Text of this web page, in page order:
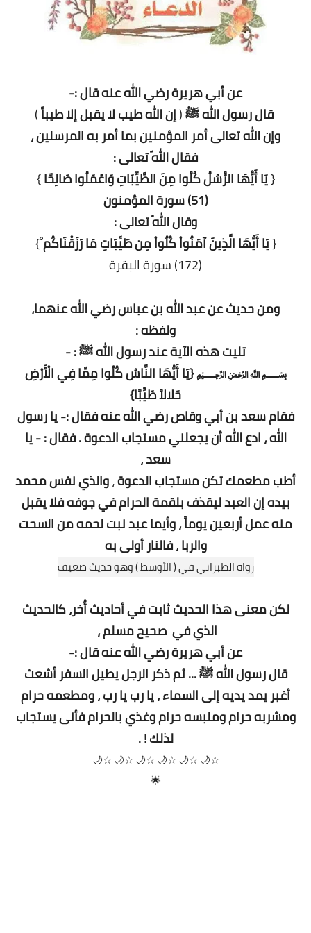
معلومات عامة
عن أبي هريرة رضي الله عنه قال :-
قال رسول الله ﷺ(إن الله طيب لا يقبل إلا طيباً)
وإن الله تعالى أمر المؤمنين بما أمر به المرسلين ،
فقال اللّه تعالى :
{يَا أَيُّهَا الرُّسُلُ كُلُوا مِنَ الطَّيِّبَاتِ وَاعْمَلُوا صَالِحًا}
(51) سورة المؤمنون
وقال اللّه تعالى :
{يَا أَيُّهَا الَّذِينَ آمَنُواْ كُلُواْ مِن طَيِّبَاتِ مَا رَزَقْنَاكُمْ}
(172) سورة البقرة
ومن حديث عن عبد الله بن عباس رضي الله عنهما،
ولفظه :
تليت هذه الآية عند رسول الله ﷺ : -
﷽ {يَا أَيُّهَا النَّاسُ كُلُوا مِمَّا فِي الْأَرْضِ
حَلالاً طَيِّبًا}
فقام سعد بن أبي وقاص رضي الله عنه فقال :- يا رسول
الله ، ادع الله أن يجعلني مستجاب الدعوة . فقال : - يا
سعد ،
أطب مطعمك تكن مستجاب الدعوة،والذي نفس محمد
بيده إن العبد ليقذف بلقمة الحرام في جوفه فلا يقبل
منه عمل أربعين يوماً ، وأيما عبد نبت لحمه من السحت
والربا ، فالنار أولى به
رواه الطبراني في ( الأوسط ) وهو حديث ضعيف
لكن معنى هذا الحديث ثابت في أحاديث أُخر، كالحديث
الذي في صحيح مسلم ،
عن أبي هريرة رضي الله عنه قال :-
قال رسول الله ﷺ ... ثم ذكر الرجل يطيل السفر أشعث
أغبر يمد يديه إلى السماء ، يا رب يا رب ، ومطعمه حرام
ومشربه حرام وملبسه حرام وغذي بالحرام فأنى يستجاب
لذلك ! .
☆🌙 ☆🌙 ☆🌙 ☆🌙 ☆🌙 ☆🌙
🌟